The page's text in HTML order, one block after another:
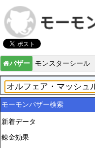
バザー モンスターシール
モーモンバザー検索
新着データ
錬金効果